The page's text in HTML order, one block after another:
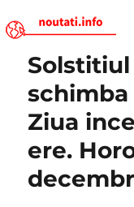
Noutati.Info
Ziua
ere.